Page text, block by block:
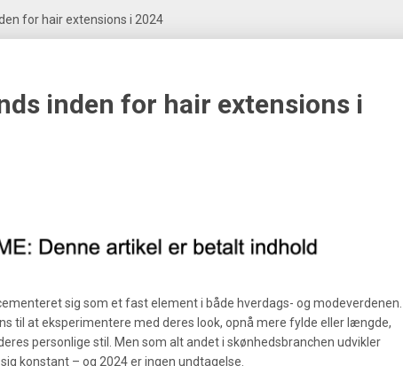
for hair extensions i 2024
inden for hair extensions i
sig som et fast element i både hverdags- og modeverdenen.
til at eksperimentere med deres look, opnå mere fylde eller længde,
personlige stil. Men som alt andet i skønhedsbranchen udvikler
konstant – og 2024 er ingen undtagelse.